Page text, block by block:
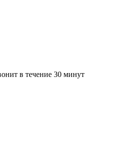
в течение 30 минут